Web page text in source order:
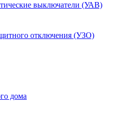
выключатели (УАВ)
отключения (УЗО)
дома